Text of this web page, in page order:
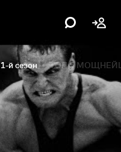
1-й сезон ТОП 5